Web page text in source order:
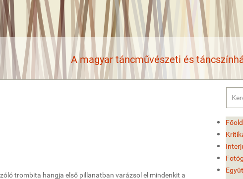
A magyar táncművészeti és
trombita hangja első pillanatban varázsol el mindenkit a